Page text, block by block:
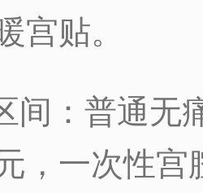
宫贴。
间：普通无
，一次性